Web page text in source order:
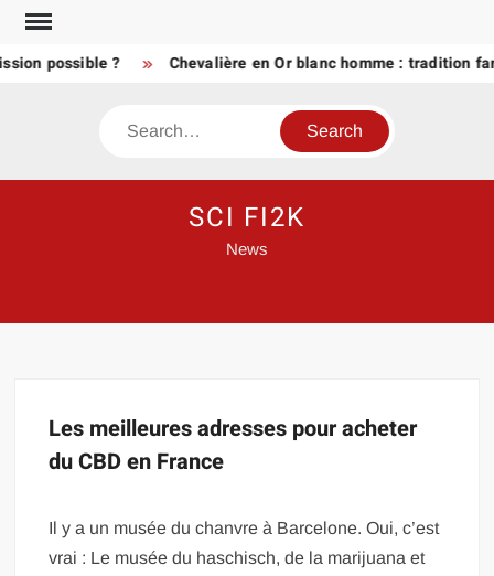
Skip
contentpossible ? Chevalière en Or blanc homme : tradition
Search
SCI FI2K
News
Les meilleures adresses pour acheter
du CBD en France
Il y a un musée du chanvre à Barcelone. Oui, c’est
vrai : Le musée du haschisch, de la marijuana et